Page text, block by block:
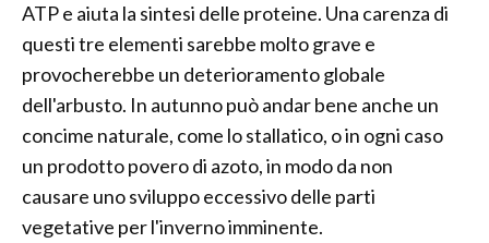
ATP e aiuta la sintesi delle proteine. Una carenza di
questi tre elementi sarebbe molto grave e
provocherebbe un deterioramento globale
dell'arbusto. In autunno può andar bene anche un
concime naturale, come lo stallatico, o in ogni caso
un prodotto povero di azoto, in modo da non
causare uno sviluppo eccessivo delle parti
vegetative per l'inverno imminente.